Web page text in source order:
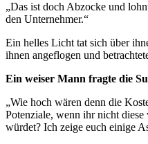
„Das ist doch Abzocke und
den Unternehmer.“
Ein helles Licht tat sich über
ihnen angeflogen und
Ein weiser Mann fragte die
„Wie hoch wären denn die
Potenziale, wenn ihr nicht
würdet? Ich zeige euch einige